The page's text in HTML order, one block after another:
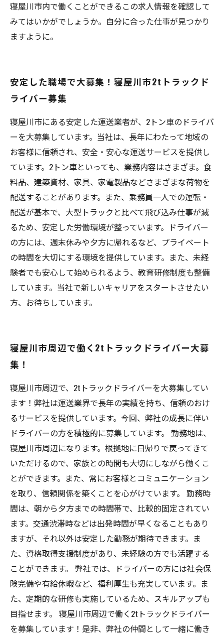
寝屋川市内で働くことができるこの求人情報を確認して
みてはいかがでしょうか。自分に合った仕事が見つかり
ますように。
安定した職場で大募集！寝屋川市2tトラックド
ライバー募集
寝屋川市にある安定した運送業者が、2トン車のドライバ
ーを大募集しています。当社は、長年にわたって地域の
お客様に信頼され、安全・安心な運送サービスを提供し
ています。2トン車といっても、業務内容はさまざま。食
料品、建築資材、家具、家電製品などさまざまな荷物を
配送することがあります。また、乗務員一人での運転・
配送が基本で、大型トラックと比べて飛び込み仕事が減
るため、安定した労働環境が整っています。ドライバー
の方には、週末休みや夕方に帰れるなど、プライベート
の時間を大切にする環境を提供しています。また、未経
験者でも安心して始められるよう、教育研修制度も整備
しています。当社で新しいキャリアをスタートさせたい
方、お待ちしています。
寝屋川市周辺で働く2tトラックドライバー大募
集！
寝屋川市周辺で、2tトラックドライバーを大募集してい
ます！弊社は運送業界で長年の実績を持ち、信頼のおけ
るサービスを提供しています。今回、弊社の成長に伴い
ドライバーの方を積極的に募集しています。 勤務地は、
寝屋川市周辺になります。根拠地に日帰りで戻ってきて
いただけるので、家族との時間も大切にしながら働くこ
とができます。また、常にお客様とコミュニケーション
を取り、信頼関係を築くことを心がけています。 勤務時
間は、朝から夕方までの時間帯で、比較的固定されてい
ます。交通渋滞時などは出発時間が早くなることもあり
ますが、それ以外は安定した勤務が期待できます。ま
た、資格取得支援制度があり、未経験の方でも活躍する
ことができます。 弊社では、ドライバーの方には社会保
険完備や有給休暇など、福利厚生も充実しています。ま
た、定期的な研修も実施しているため、スキルアップも
目指せます。 寝屋川市周辺で働く2tトラックドライバー
を募集しています！是非、弊社の仲間として一緒に働き